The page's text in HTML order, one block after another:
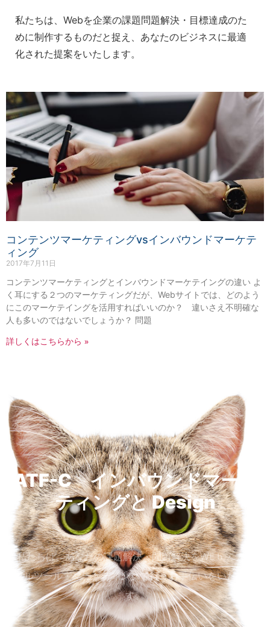
私たちは、Webを企業の課題問題解決・目標達成のた
めに制作するものだと捉え、あなたのビジネスに最適
化された提案をいたします。
コンテンツマーケティングvsインバウンドマーケテ
ィング
2017年7月11日
コンテンツマーケティングとインバウンドマーケテイングの違い よ
く耳にする２つのマーケティングだが、Webサイトでは、どのよう
にこのマーケテイングを活用すればいいのか？ 違いさえ不明確な
人も多いのではないでしょうか？ 問題
詳しくはこちらから »
ATF-C インバウンドマーケ
ティングとDesign
私たちは、あなたの課題解決・問題解決をWEｂ・デジ
タルツール・マーケティングで行うお手伝いをいたしま
す。